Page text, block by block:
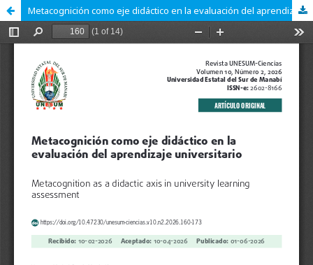
Metacognición como eje didáctico en la evaluación del aprendizaje universitario